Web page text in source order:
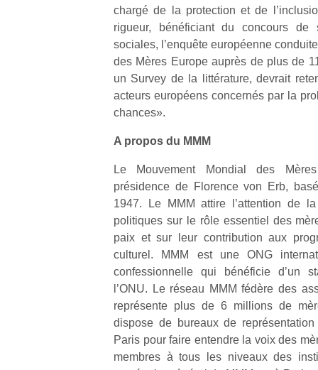
chargé de la protection et de
rigueur, bénéficiant du concours de
sociales, l’enquête européenne
des Mères Europe auprès de plus de
un Survey de la littérature, devrait
acteurs européens concernés par la
chances».
A propos du MMM
Le Mouvement Mondial des
présidence de Florence von Erb,
1947. Le MMM attire l’attention de
politiques sur le rôle essentiel des
paix et sur leur contribution aux
culturel. MMM est une ONG
confessionnelle qui bénéficie d’un
l’ONU. Le réseau MMM fédère des
représente plus de 6 millions de
dispose de bureaux de
Paris pour faire entendre la voix des
membres à tous les niveaux des
NextGen,
une
trottinette
Beeper
Les
enfants
débordent
souvent
Varier les
occupations
n’est pas
toujours
simple.
Conjuguer
divertissement,
Des
Durant les
vacances
estivales
et avec le
retour des
beaux
jours, c’est
rêvée
pour les
enfants
de…
de